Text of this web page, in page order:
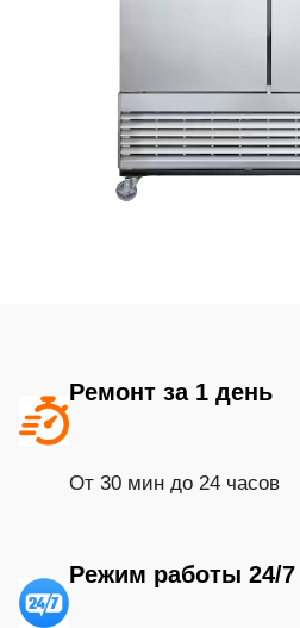
Ремонт за 1 день
От 30 мин до 24 часов
Режим работы 24/7